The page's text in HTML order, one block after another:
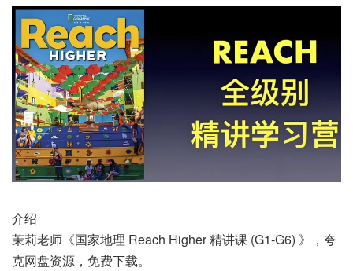
介绍
茉莉老师《国家地理 Reach Higher 精讲课 (G1-G6) 》，夸
克网盘资源，免费下载。